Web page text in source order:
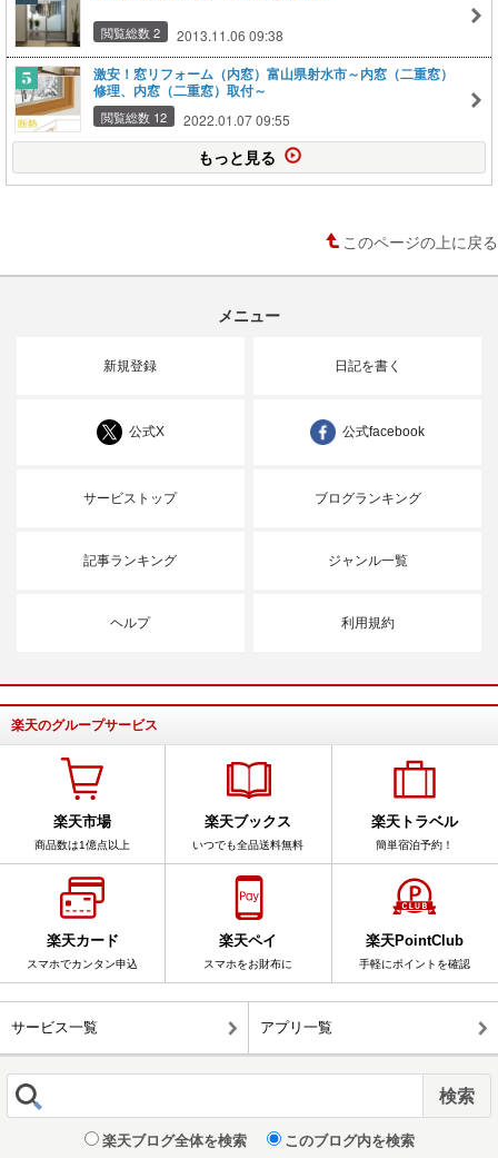
閲覧総数 2 2013.11.06 09:38
激安！窓リフォーム（内窓）富山県射水市～内窓（二重窓）
修理、内窓（二重窓）取付～
閲覧総数 12 2022.01.07 09:55
もっと見る
このページの上に戻る
メニュー
新規登録 日記を書く
公式X 公式facebook
サービストップ ブログランキング
記事ランキング ジャンル一覧
ヘルプ 利用規約
楽天のグループサービス
楽天市場
商品数は1億点以上
楽天ブックス
いつでも全品送料無料
楽天トラベル
簡単宿泊予約！
楽天カード
スマホでカンタン申込
楽天ペイ
スマホをお財布に
楽天PointClub
手軽にポイントを確認
サービス一覧 アプリ一覧
楽天ブログ全体を検索 このブログ内を検索